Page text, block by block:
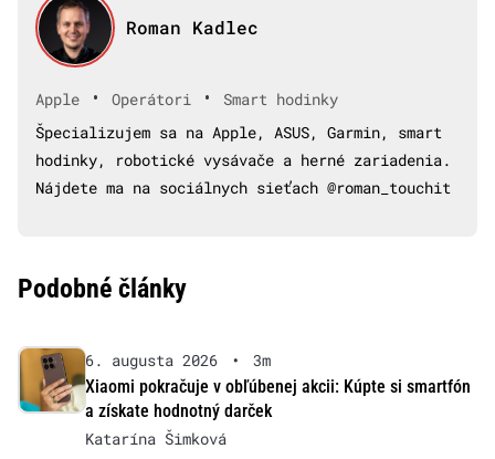
Roman Kadlec
Apple • Operátori •
Smart hodinky
Špecializujem sa na Apple, ASUS, Garmin, smart
hodinky, robotické vysávače a herné zariadenia.
Nájdete ma na sociálnych sieťach @roman_touchit
Podobné články
6. augusta 2026 •
3m
Xiaomi pokračuje v obľúbenej akcii: Kúpte si smartfón
a získate hodnotný darček
Katarína Šimková